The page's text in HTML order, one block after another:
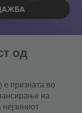
од
е призната во
на